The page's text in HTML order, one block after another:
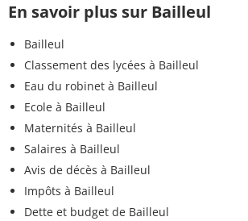
En savoir plus sur Bailleul
Bailleul
Classement des lycées à Bailleul
Eau du robinet à Bailleul
Ecole à Bailleul
Maternités à Bailleul
Salaires à Bailleul
Avis de décès à Bailleul
Impôts à Bailleul
Dette et budget de Bailleul